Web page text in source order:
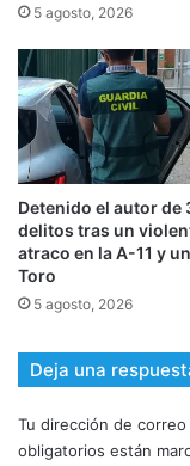
5 agosto, 2026
Detenido el autor de
delitos tras un
atraco en la A-11 y
Toro
5 agosto, 2026
Deja una
Tu dirección de
obligatorios están